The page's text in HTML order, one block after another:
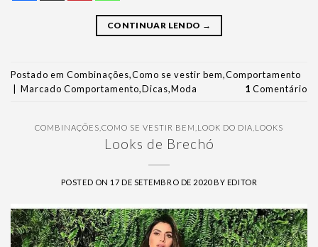
CONTINUAR LENDO →
Postado em Combinações,Como se vestir bem,Comportamento
| Marcado Comportamento,Dicas,Moda 1 Comentário
COMBINAÇÕES COMO SE VESTIR BEM LOOK DO DIA LOOKS
Looks de Brechó
POSTED ON 17 DE SETEMBRO DE 2020BY EDITOR